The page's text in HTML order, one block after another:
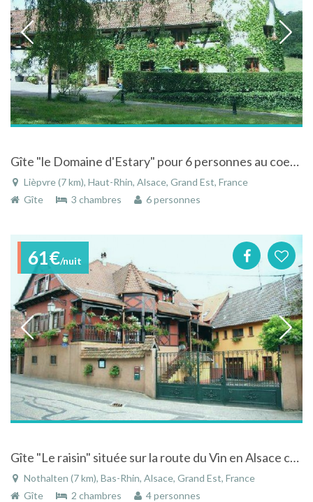
Gîte "le Domaine d'Estary" pour 6 personnes au coeur de l'Alsace
Lièpvre (7 km), Haut-Rhin, Alsace, Grand Est, France
Gîte
3 chambres 6 personnes
61€/nuit
Gîte "Le raisin" située sur la route du Vin en Alsace centrale
Nothalten (7 km), Bas-Rhin, Alsace, Grand Est, France
Gîte
2 chambres 4 personnes